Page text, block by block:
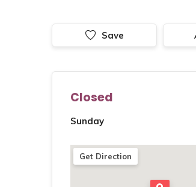
Save
Closed
Sunday
Get Direction